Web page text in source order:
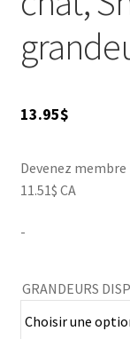
13.95$
Devenez
11.51$ CA
-
GRANDEURS